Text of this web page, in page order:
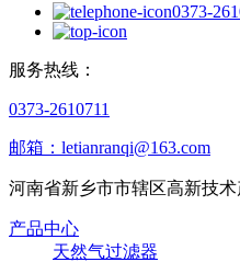
0373-
服务热线：
0373-2610711
邮箱：letianranqi@163.com
河南省新乡市市辖区高新技
产品中心
天然气过滤器